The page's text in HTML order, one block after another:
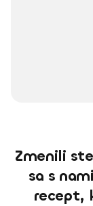
Zmenili
sa s
recept,